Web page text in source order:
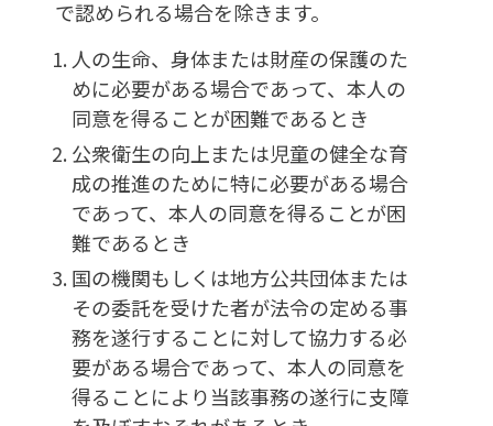
で認められる場合を除きます。
人の生命、身体または財産の保護のた
めに必要がある場合であって、本人の
同意を得ることが困難であるとき
公衆衛生の向上または児童の健全な育
成の推進のために特に必要がある場合
であって、本人の同意を得ることが困
難であるとき
国の機関もしくは地方公共団体または
その委託を受けた者が法令の定める事
務を遂行することに対して協力する必
要がある場合であって、本人の同意を
得ることにより当該事務の遂行に支障